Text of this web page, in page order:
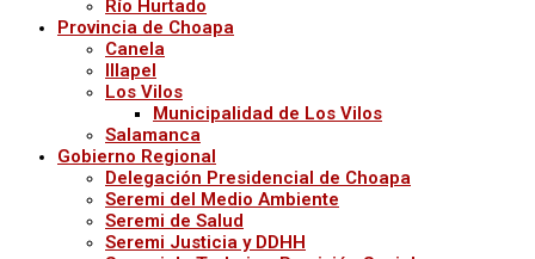
Río Hurtado
Provincia de Choapa
Canela
Illapel
Los Vilos
Municipalidad de Los Vilos
Salamanca
Gobierno Regional
Delegación Presidencial de Choapa
Seremi del Medio Ambiente
Seremi de Salud
Seremi Justicia y DDHH